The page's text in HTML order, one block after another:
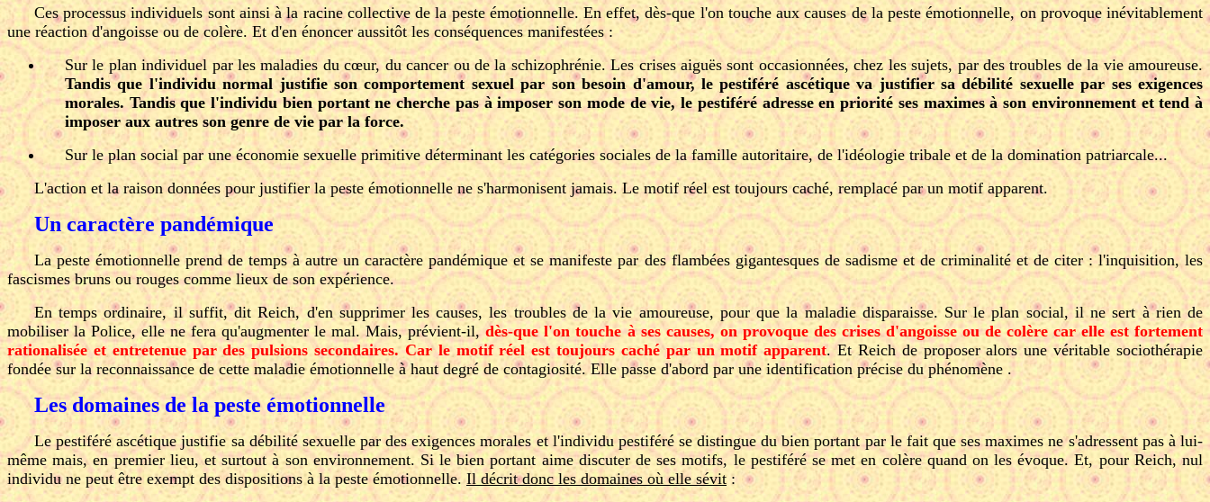
Ces processus individuels sont ainsi à la racine collective de la peste émotionnelle. En effet, dès-que l'on touche aux causes de la peste émotionnelle, on provoque inévitablement
une réaction d'angoisse ou de colère. Et d'en énoncer aussitôt les conséquences manifestées :
Sur le plan individuel par les maladies du cœur, du cancer ou de la schizophrénie. Les crises aiguës sont occasionnées, chez les sujets, par des troubles de la vie amoureuse.
Tandis que l'individu normal justifie son comportement sexuel par son besoin d'amour, le pestiféré ascétique va justifier sa débilité sexuelle par ses exigences
morales. Tandis que l'individu bien portant ne cherche pas à imposer son mode de vie, le pestiféré adresse en priorité ses maximes à son environnement et tend à
imposer aux autres son genre de vie par la force.
Sur le plan social par une économie sexuelle primitive déterminant les catégories sociales de la famille autoritaire, de l'idéologie tribale et de la domination patriarcale...
L'action et la raison données pour justifier la peste émotionnelle ne s'harmonisent jamais. Le motif réel est toujours caché, remplacé par un motif apparent.
Un caractère pandémique
La peste émotionnelle prend de temps à autre un caractère pandémique et se manifeste par des flambées gigantesques de sadisme et de criminalité et de citer : l'inquisition, les
fascismes bruns ou rouges comme lieux de son expérience.
En temps ordinaire, il suffit, dit Reich, d'en supprimer les causes, les troubles de la vie amoureuse, pour que la maladie disparaisse. Sur le plan social, il ne sert à rien de
mobiliser la Police, elle ne fera qu'augmenter le mal. Mais, prévient-il,dès-que l'on touche à ses causes, on provoque des crises d'angoisse ou de colère car elle est fortement
rationalisée et entretenue par des pulsions secondaires. Car le motif réel est toujours caché par un motif apparent. Et Reich de proposer alors une véritable sociothérapie
fondée sur la reconnaissance de cette maladie émotionnelle à haut degré de contagiosité. Elle passe d'abord par une identification précise du phénomène .
Les domaines de la peste émotionnelle
Le pestiféré ascétique justifie sa débilité sexuelle par des exigences morales et l'individu pestiféré se distingue du bien portant par le fait que ses maximes ne s'adressent pas à lui-
même mais, en premier lieu, et surtout à son environnement. Si le bien portant aime discuter de ses motifs, le pestiféré se met en colère quand on les évoque. Et, pour Reich, nul
individu ne peut être exempt des dispositions à la peste émotionnelle.Il décrit donc les domaines où elle sévit :